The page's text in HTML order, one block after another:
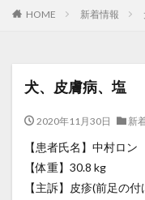
HOME 新着情報
犬、皮膚病、塩
2020年11月30日 新
【患者氏名】中村ロ
【体重】30.8 kg
【主訴】皮疹(前足の